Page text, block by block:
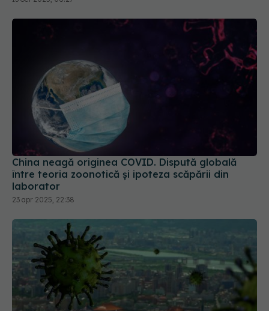
China neagă originea COVID. Dispută globală
între teoria zoonotică și ipoteza scăpării din
laborator
23 apr 2025, 22:38